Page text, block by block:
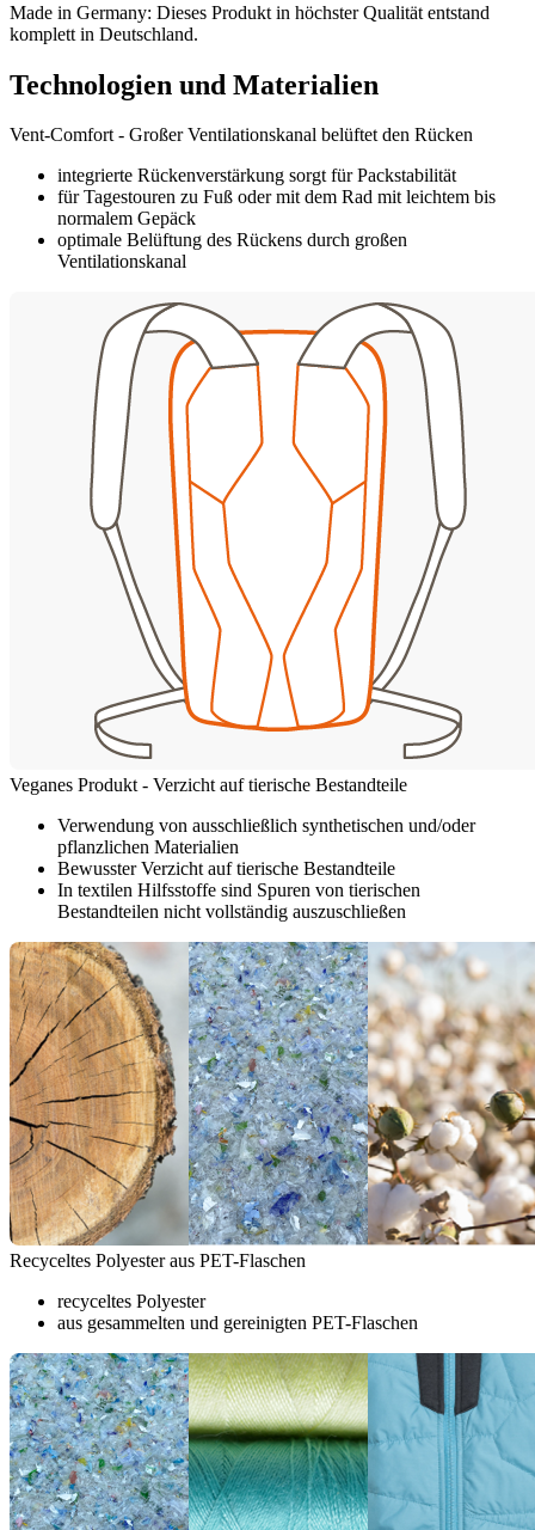
Made in Germany: Dieses Produkt in höchster Qualität entstand
komplett in Deutschland.
Technologien und Materialien
Vent-Comfort - Großer Ventilationskanal belüftet den Rücken
integrierte Rückenverstärkung sorgt für Packstabilität
für Tagestouren zu Fuß oder mit dem Rad mit leichtem bis
normalem Gepäck
optimale Belüftung des Rückens durch großen
Ventilationskanal
Veganes Produkt - Verzicht auf tierische Bestandteile
Verwendung von ausschließlich synthetischen und/oder
pflanzlichen Materialien
Bewusster Verzicht auf tierische Bestandteile
In textilen Hilfsstoffe sind Spuren von tierischen
Bestandteilen nicht vollständig auszuschließen
Recyceltes Polyester aus PET-Flaschen
recyceltes Polyester
aus gesammelten und gereinigten PET-Flaschen